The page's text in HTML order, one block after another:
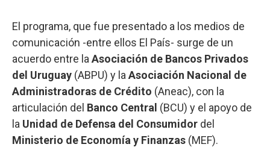
El programa, que fue presentado a los medios de
comunicación -entre ellos El País- surge de un
acuerdo entre la Asociación de Bancos Privados
del Uruguay (ABPU) y la Asociación Nacional de
Administradoras de Crédito (Aneac), con la
articulación del Banco Central (BCU) y el apoyo de
la Unidad de Defensa del Consumidor del
Ministerio de Economía y Finanzas (MEF).